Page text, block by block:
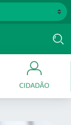
CIDADÃO